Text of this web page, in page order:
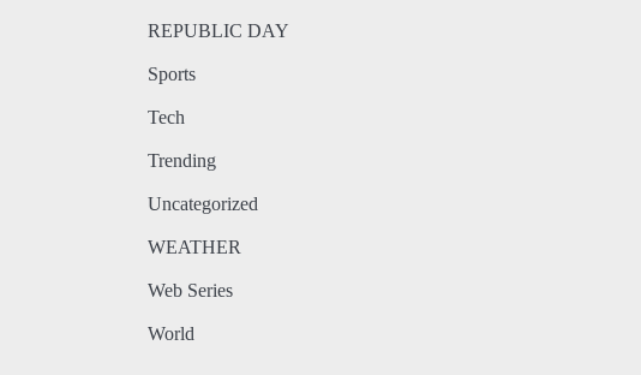
REPUBLIC DAY
Sports
Tech
Trending
Uncategorized
WEATHER
Web Series
World